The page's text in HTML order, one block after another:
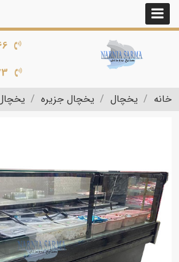
خانه
یخچال یخچال جزیره